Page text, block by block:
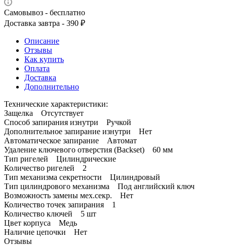
Самовывоз - бесплатно
Доставка завтра - 390 ₽
Описание
Отзывы
Как купить
Оплата
Доставка
Дополнительно
Технические характеристики:
Защелка Отсутствует
Способ запирания изнутри Ручкой
Дополнительное запирание изнутри Нет
Автоматическое запирание Автомат
Удаление ключевого отверстия (Backset) 60 мм
Тип ригелей Цилиндрические
Количество ригелей 2
Тип механизма секретности Цилиндровый
Тип цилиндрового механизма Под английский ключ
Возможность замены мех.секр. Нет
Количество точек запирания 1
Количество ключей 5 шт
Цвет корпуса Медь
Наличие цепочки Нет
Отзывы